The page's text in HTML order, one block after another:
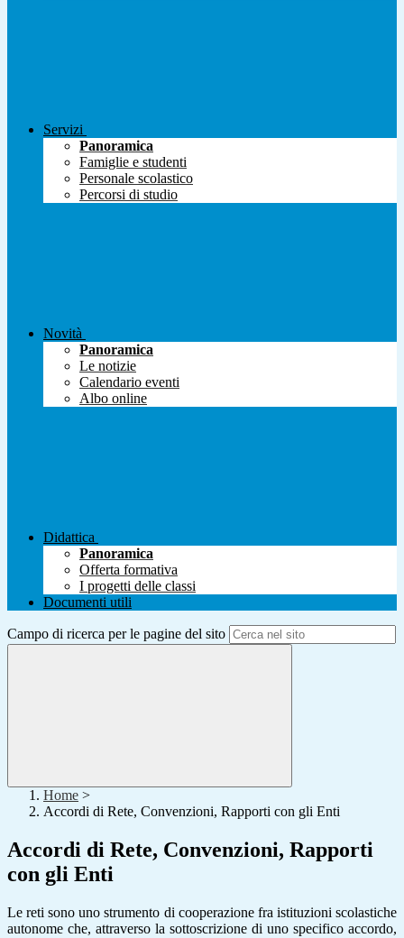
Servizi
Panoramica
Famiglie e studenti
Personale scolastico
Percorsi di studio
Novità
Panoramica
Le notizie
Calendario eventi
Albo online
Didattica
Panoramica
Offerta formativa
I progetti delle classi
Documenti utili
Campo di ricerca per le pagine del sito
Home >
Accordi di Rete, Convenzioni, Rapporti con gli Enti
Accordi di Rete, Convenzioni, Rapporti
con gli Enti
Le reti sono uno strumento di cooperazione fra istituzioni scolastiche
autonome che, attraverso la sottoscrizione di uno specifico accordo,